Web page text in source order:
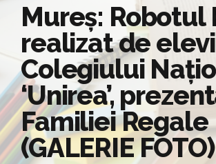
Mureș: Robotul
realizat de
Colegiului
‘Unirea’,
Familiei Regale
(GALERIE FOTO)